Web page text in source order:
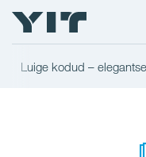
Luige kodud –